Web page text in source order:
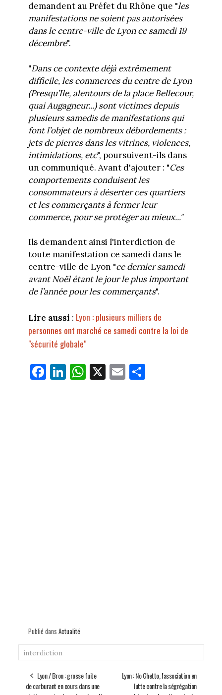
demandent au Préfet du Rhône que "les
manifestations ne soient pas autorisées
dans le centre-ville de Lyon ce samedi 19
décembre".
"Dans ce contexte déjà extrêmement
difficile, les commerces du centre de Lyon
(Presqu’Ile, alentours de la place Bellecour,
quai Augagneur...) sont victimes depuis
plusieurs samedis de manifestations qui
font l’objet de nombreux débordements :
jets de pierres dans les vitrines, violences,
intimidations, etc", poursuivent-ils dans
un communiqué. Avant d'ajouter : "Ces
comportements conduisent les
consommateurs à déserter ces quartiers
et les commerçants à fermer leur
commerce, pour se protéger au mieux..."
Ils demandent ainsi l'interdiction de
toute manifestation ce samedi dans le
centre-ville de Lyon "ce dernier samedi
avant Noël étant le jour le plus important
de l’année pour les commerçants".
Lire aussi : Lyon : plusieurs milliers de
personnes ont marché ce samedi contre la loi de
"sécurité globale"
Fa
ce
Li
nk
W
ha
X E
m
Pa
Publié dans Actualité
interdiction
Lyon / Bron : grosse fuite
de carburant en cours dans une
Lyon : No Ghetto, l'association en
lutte contre la ségrégation